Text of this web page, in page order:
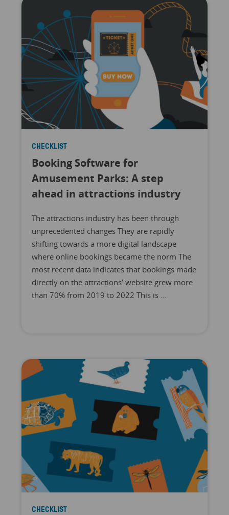
CHECKLIST
Booking Software for
Amusement Parks: A step
ahead in attractions industry
The attractions industry has been through
unprecedented changes They are rapidly
shifting towards a more digital landscape
where online bookings became the norm The
most recent data indicates that bookings made
directly on the attractions’ website grew more
than 70% from 2019 to 2022 This is ...
CHECKLIST